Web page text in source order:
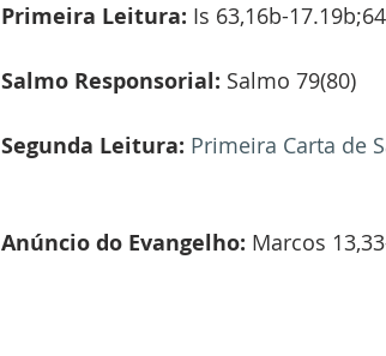
Primeira Leitura: Is 63,16b-
Salmo Responsorial: Salmo 79(80)
Segunda Leitura: Primeira Carta de
Anúncio do Evangelho: Marcos